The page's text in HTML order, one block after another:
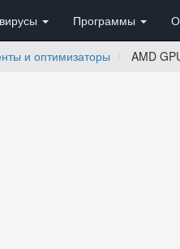
Программы
и оптимизаторы AMD